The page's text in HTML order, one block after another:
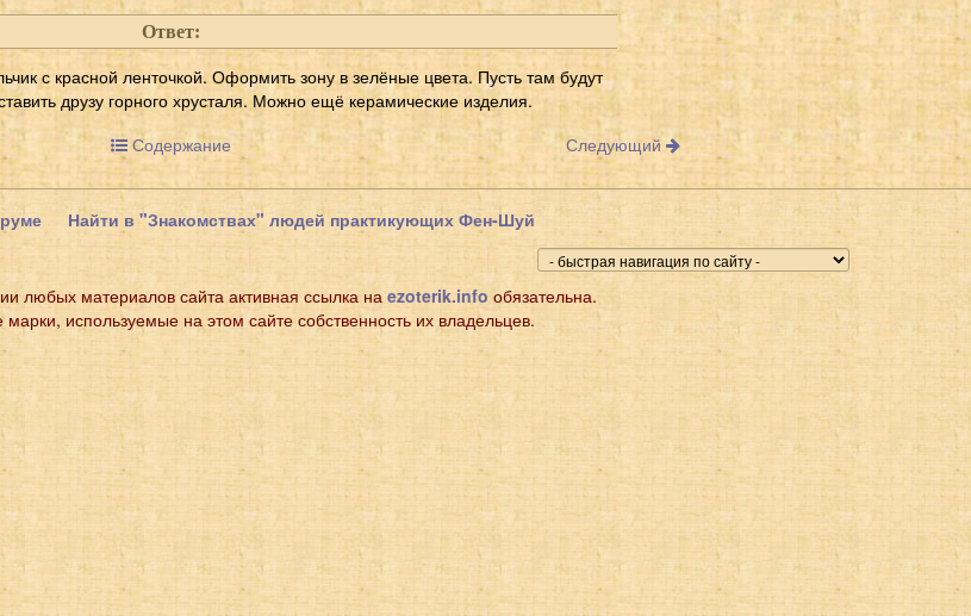
Ответ:
с красной ленточкой. Оформить зону в зелёные цвета. Пусть там будут
друзу горного хрусталя. Можно ещё керамические изделия.
Содержание Следующий
Найти в "Знакомствах" людей практикующих Фен-Шуй
любых материалов сайта активная ссылка на ezoterik.info обязательна.
марки, используемые на этом сайте собственность их владельцев.